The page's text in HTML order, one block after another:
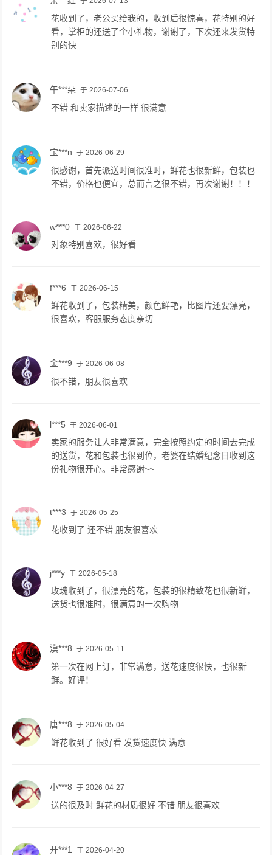
花收到了，老公买给我的，收到后很惊喜，花特别的好
看，掌柜的还送了个小礼物，谢谢了，下次还来发货特
别的快
午***朵 于 2026-07-06
不错 和卖家描述的一样 很满意
宝***n 于 2026-06-29
很感谢，首先派送时间很准时，鲜花也很新鲜，包装也
不错，价格也便宜，总而言之很不错，再次谢谢！！！
w***0 于 2026-06-22
对象特别喜欢，很好看
f***6 于 2026-06-15
鲜花收到了，包装精美，颜色鲜艳，比图片还要漂亮，
很喜欢，客服服务态度亲切
金***9 于 2026-06-08
很不错，朋友很喜欢
l***5 于 2026-06-01
卖家的服务让人非常满意，完全按照约定的时间去完成
的送货，花和包装也很到位，老婆在结婚纪念日收到这
份礼物很开心。非常感谢~~
t***3 于 2026-05-25
花收到了 还不错 朋友很喜欢
j***y 于 2026-05-18
玫瑰收到了，很漂亮的花，包装的很精致花也很新鲜，
送货也很准时，很满意的一次购物
漠***8 于 2026-05-11
第一次在网上订，非常满意，送花速度很快，也很新
鲜。好评！
唐***8 于 2026-05-04
鲜花收到了 很好看 发货速度快 满意
小***8 于 2026-04-27
送的很及时 鲜花的材质很好 不错 朋友很喜欢
开***1 于 2026-04-20